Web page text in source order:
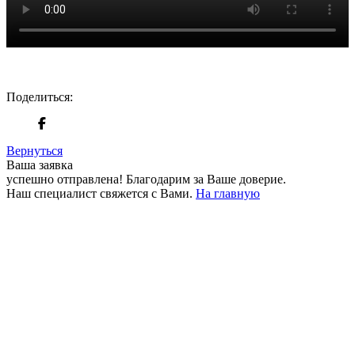
Поделиться:
Вернуться
Ваша заявка
успешно отправлена! Благодарим за Ваше доверие.
Наш специалист свяжется с Вами. На главную